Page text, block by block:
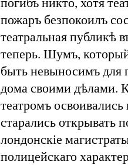
пожаръ безпокоилъ
театральная публикѣ
теперь. Шумъ,
быть невыносимъ для
дома своими дѣлами.
театромъ
старались открывать
лондонскіе
полицейскаго